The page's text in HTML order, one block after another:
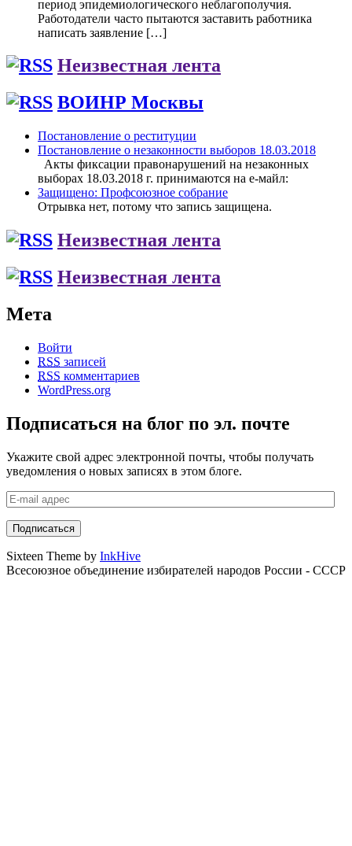
период эпидемиологического неблагополучия.
Работодатели часто пытаются заставить работника
написать заявление […]
Неизвестная лента
ВОИНР Москвы
Постановление о реституции
Постановление о незаконности выборов 18.03.2018
Акты фиксации правонарушений на незаконных
выборах 18.03.2018 г. принимаются на е-майл:
Защищено: Профсоюзное собрание
Отрывка нет, потому что запись защищена.
Неизвестная лента
Неизвестная лента
Мета
Войти
RSS записей
RSS комментариев
WordPress.org
Подписаться на блог по эл. почте
Укажите свой адрес электронной почты, чтобы получать
уведомления о новых записях в этом блоге.
E-
mail
адрес
Sixteen Theme by InkHive
Всесоюзное объединение избирателей народов России - СССР